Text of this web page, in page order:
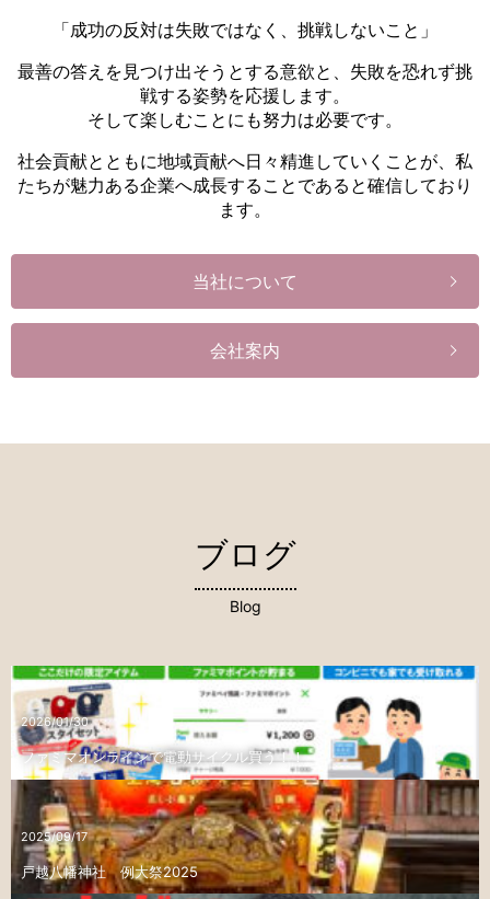
YouTubeを投稿しました！
「成功の反対は失敗ではなく、挑戦しないこと」
最善の答えを見つけ出そうとする意欲と、失敗を恐れず挑
戦する姿勢を応援します。
そして楽しむことにも努力は必要です。
社会貢献とともに地域貢献へ日々精進していくことが、私
たちが魅力ある企業へ成長することであると確信しており
ます。
当社について
会社案内
ブログ
Blog
2026/01/30
ファミマオンラインで電動サイクル買う！！
2025/09/17
戸越八幡神社 例大祭2025